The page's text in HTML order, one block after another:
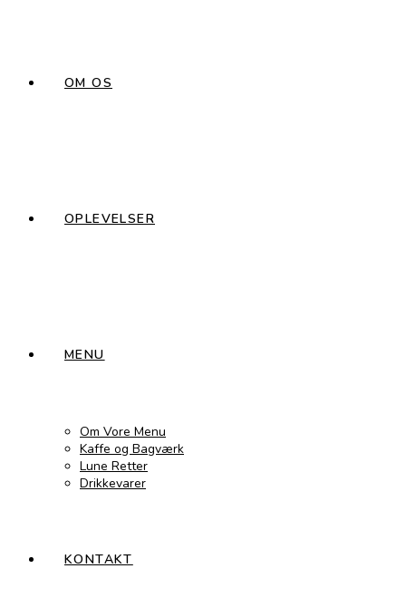
OM OS
OPLEVELSER
MENU
Om Vore Menu
Kaffe og Bagværk
Lune Retter
Drikkevarer
KONTAKT